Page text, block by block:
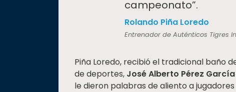
campeonato”.
Rolando Piña Loredo
Entrenador de Auténticos Tigres
Piña Loredo, recibió el tradicional baño
de deportes, José Alberto Pérez García
le dieron palabras de aliento a jugadores